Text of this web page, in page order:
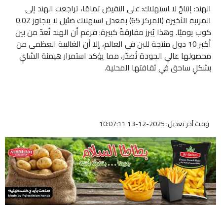
الهند: إنتاجٌ لا استهلاك: على النقيض تمامًا، تراجعت الهند إلى
المرتبة الأخيرة (المركز 65) بمعدل استهلاك ضئيل لا يتجاوز 0.02
كوب يوميًا. وهذا يُبرز مفارقةً كبيرة: فرغم أن الهند تُعدّ من بين
أكبر 10 دول منتجة للبن في العالم، إلا أن الغالبية العظمى من
محصولها عالي الجودة تُصدّر، مما يؤكد استمرار هيمنة الشاي
بشكلٍ ساحق في ثقافتها المحلية.
وقت آخر تعديل: 2025-12-13 10:07:11